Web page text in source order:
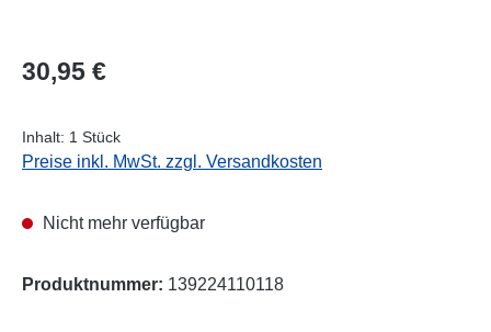
Regulärer Preis:
30,95 €
Inhalt: 1 Stück
Preise inkl. MwSt. zzgl. Versandkosten
Nicht mehr verfügbar
Produktnummer: 139224110118